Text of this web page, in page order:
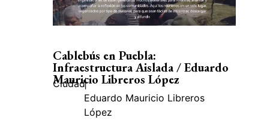
Cablebús en Puebla:
Infraestructura Aislada / Eduardo
Mauricio Libreros López
Ciudad|
Eduardo Mauricio Libreros
López